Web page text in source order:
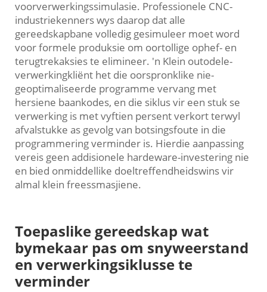
voorverwerkingssimulasie. Professionele CNC-
industriekenners wys daarop dat alle
gereedskapbane volledig gesimuleer moet word
voor formele produksie om oortollige ophef- en
terugtrekaksies te elimineer. 'n Klein outodele-
verwerkingkliënt het die oorspronklike nie-
geoptimaliseerde programme vervang met
hersiene baankodes, en die siklus vir een stuk se
verwerking is met vyftien persent verkort terwyl
afvalstukke as gevolg van botsingsfoute in die
programmering verminder is. Hierdie aanpassing
vereis geen addisionele hardeware-investering nie
en bied onmiddellike doeltreffendheidswins vir
almal klein freessmasjiene.
Toepaslike gereedskap wat
bymekaar pas om snyweerstand
en verwerkingsiklusse te
verminder